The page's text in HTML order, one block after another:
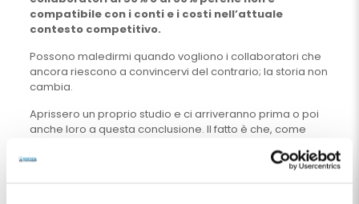
compatibile con i conti e i costi nell’attuale
contesto competitivo.
Possono maledirmi quando vogliono i collaboratori che
ancora riescono a convincervi del contrario; la storia non
cambia.
Aprissero un proprio studio e ci arriveranno prima o poi
anche loro a questa conclusione. Il fatto è che, come
non lo hanno mai aperto e gestito a sproloquiare e